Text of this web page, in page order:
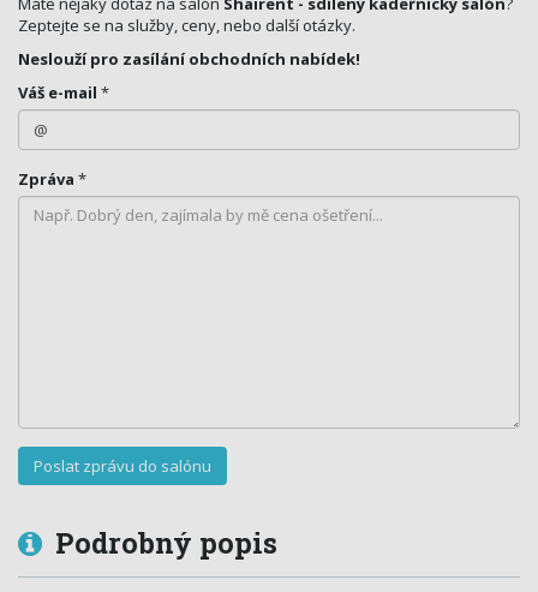
Zeptejte se na služby, ceny, nebo další otázky.
Neslouží pro zasílání obchodních nabídek!
Váš e-mail *
Zpráva *
Podrobný popis